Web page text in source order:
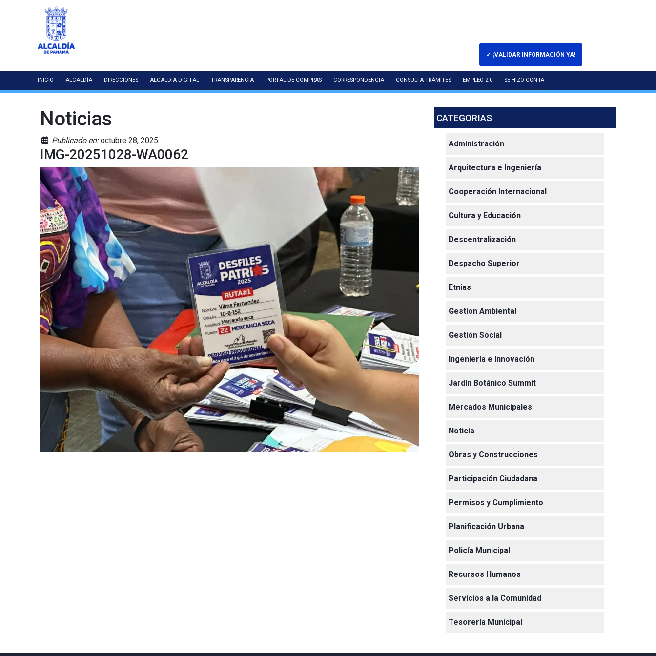
✓ ¡VALIDAR INFORMACIÓN YA!
INICIO ALCALDÍA DIRECCIONES ALCALDÍA DIGITAL TRANSPARENCIA PORTAL DE COMPRAS CORRESPONDENCIA CONSULTA TRÁMITES EMPLEO 2.0 SE HIZO CON IA
Noticias
Publicado en:octubre 28, 2025
IMG-20251028-WA0062
CATEGORIAS
Administración
Arquitectura e Ingeniería
Cooperación Internacional
Cultura y Educación
Descentralización
Despacho Superior
Etnias
Gestion Ambiental
Gestión Social
Ingeniería e Innovación
Jardín Botánico Summit
Mercados Municipales
Noticia
Obras y Construcciones
Participación Ciudadana
Permisos y Cumplimiento
Planificación Urbana
Policía Municipal
Recursos Humanos
Servicios a la Comunidad
Tesorería Municipal